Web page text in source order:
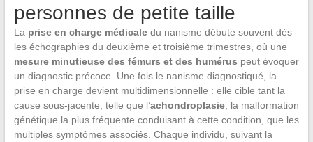
personnes de petite taille
La prise en charge médicaledu nanisme débute souvent dès
les échographies du deuxième et troisième trimestres, où une
mesure minutieuse des fémurs et des humérus peut évoquer
un diagnostic précoce. Une fois le nanisme diagnostiqué, la
prise en charge devient multidimensionnelle : elle cible tant la
cause sous-jacente, telle que l’achondroplasie, la malformation
génétique la plus fréquente conduisant à cette condition, que les
multiples symptômes associés. Chaque individu, suivant la